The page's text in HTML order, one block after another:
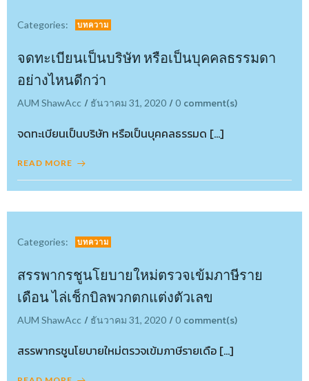
Categories: บทความ
จดทะเบียนเป็นบริษัท หรือเป็นบุคคลธรรมดา
อย่างไหนดีกว่า
AUM ShawAcc / ธันวาคม 31, 2020 /0 comment(s)
จดทะเบียนเป็นบริษัท หรือเป็นบุคคลธรรมด […]
READ MORE
Categories: บทความ
สรรพากรชูนโยบายใหม่ตรวจเข้มภาษีราย
เดือน ไล่เช็กบิลพวกตกแต่งตัวเลข
AUM ShawAcc / ธันวาคม 31, 2020 /0 comment(s)
สรรพากรชูนโยบายใหม่ตรวจเข้มภาษีรายเดือ […]